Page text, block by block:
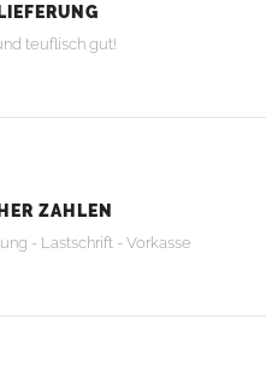
teuflisch gut!
ZAHLEN
- Lastschrift - Vorkasse